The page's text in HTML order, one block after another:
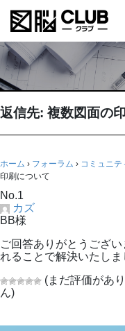
返信先: 複数図面の
ホーム › フォーラム › コミュニテ
印刷について
No.1
カズ
BB様
ご回答ありがとうござ
れることで解決いたしま
(まだ評価があ
ん)